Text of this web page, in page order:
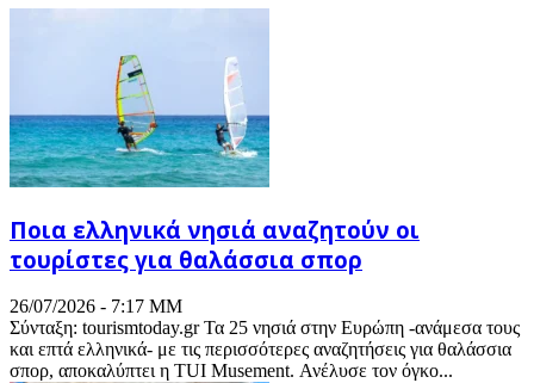
Ποια ελληνικά νησιά αναζητούν οι
τουρίστες για θαλάσσια σπορ
26/07/2026 - 7:17 ΜΜ
Σύνταξη: tourismtoday.gr Τα 25 νησιά στην Ευρώπη -ανάμεσα τους
και επτά ελληνικά- με τις περισσότερες αναζητήσεις για θαλάσσια
σπορ, αποκαλύπτει η TUI Musement. Ανέλυσε τον όγκο...